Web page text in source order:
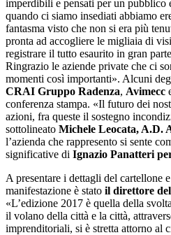
imperdibili e pensati per un pubblico
quando ci siamo insediati abbiamo
fantasma visto che non si era più
pronta ad accogliere le migliaia di
registrare il tutto esaurito in gran
Ringrazio le aziende private che ci
momenti così importanti». Alcuni
CRAI Gruppo Radenza, Avimecc
conferenza stampa. «Il futuro dei
azioni, fra queste il sostegno
sottolineato Michele Leocata, A.D.
l’azienda che rappresento si sente
significative di Ignazio Panatteri
A presentare i dettagli del cartellone
manifestazione è stato il direttore
«L’edizione 2017 è quella della
il volano della città e la città,
imprenditoriali, si è stretta attorno al